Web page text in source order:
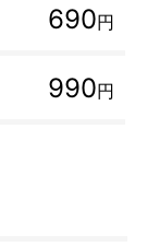
690円
990円